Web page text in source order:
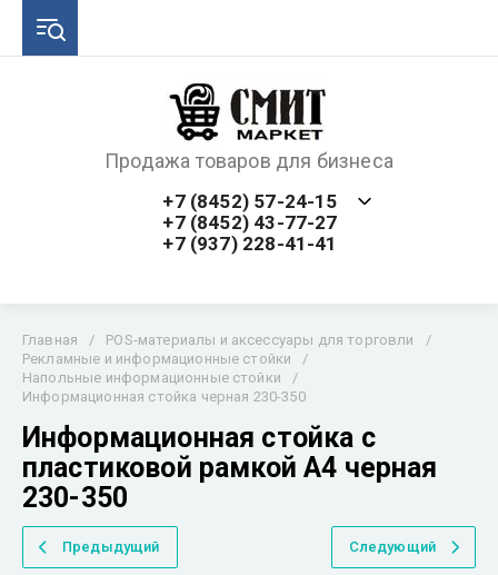
Продажа товаров для бизнеса
+7 (8452) 57-24-15
+7 (8452) 43-77-27
+7 (937) 228-41-41
Главная / POS-материалы и аксессуары для торговли
/
Рекламные и информационные стойки
/
Напольные информационные стойки
/
Информационная стойка черная 230-350
Информационная стойка с
пластиковой рамкой А4 черная
230-350
Предыдущий Следующий